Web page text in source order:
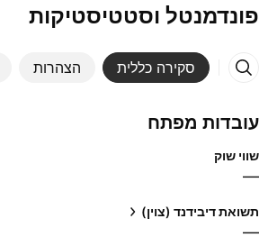
פונדמנטל וסטטיסטיקות
סקירה כללית הצהרות
עובדות מפתח
שווי שוק
—
תשואת דיבידנד (צוין)
—